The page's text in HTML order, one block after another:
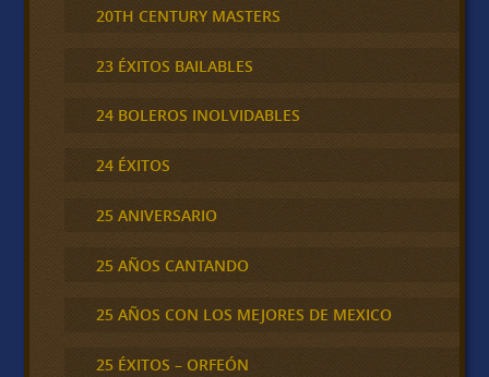
20TH CENTURY MASTERS
23 ÉXITOS BAILABLES
24 BOLEROS INOLVIDABLES
24 ÉXITOS
25 ANIVERSARIO
25 AÑOS CANTANDO
25 AÑOS CON LOS MEJORES DE MEXICO
25 ÉXITOS – ORFEÓN